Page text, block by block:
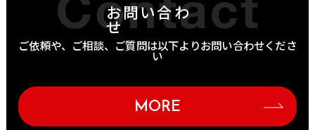
お問い合わ
せ
ご依頼や、ご相談、ご質問は以下よりお問い合わせくださ
い
MORE